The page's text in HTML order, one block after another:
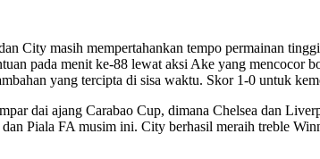
City masih mempertahankan tempo permainan
pada menit ke-88 lewat aksi Ake yang mencocor
yang tercipta di sisa waktu. Skor 1-0 untuk
dai ajang Carabao Cup, dimana Chelsea dan
Piala FA musim ini. City berhasil meraih treble